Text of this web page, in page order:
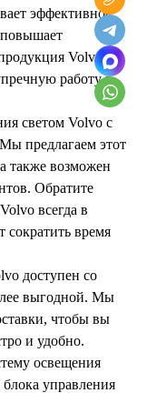
эффективное
Volvo
работу в
светом Volvo с
предлагаем этот
также возможен
Обратите
всегда в
сократить время
доступен со
выгодной. Мы
чтобы вы
и удобно.
освещения
управления